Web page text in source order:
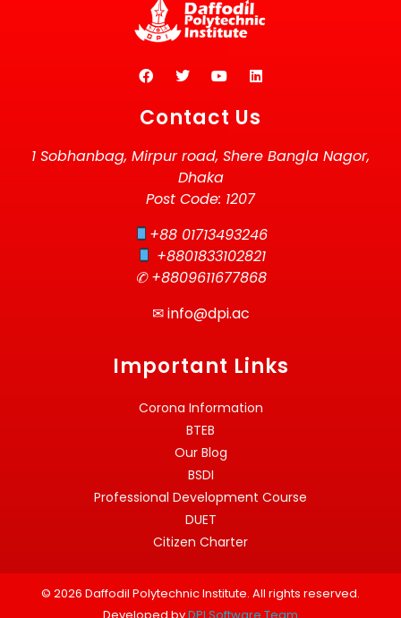
Contact Us
1 Sobhanbag, Mirpur road, Shere Bangla Nagor,
Dhaka
Post Code: 1207
+88 01713493246
+8801833102821
✆ +8809611677868
✉info@dpi.ac
Important Links
Corona Information
BTEB
Our Blog
BSDI
Professional Development Course
DUET
Citizen Charter
© 2026 Daffodil Polytechnic Institute. All rights reserved.
Developed byDPI Software Team